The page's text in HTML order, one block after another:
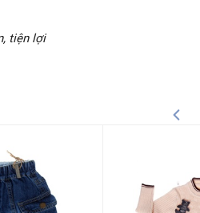
tiện lợi